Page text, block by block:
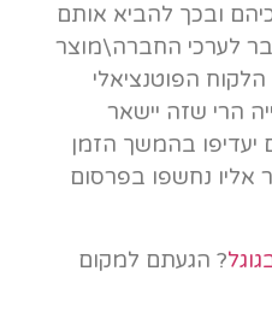
ובכך להביא אותם
לערכי החברה\מוצר
הפוטנציאלי
הרי שזה יישאר
בהמשך הזמן
אליו נחשפו בפרסום
? הגעתם למקום